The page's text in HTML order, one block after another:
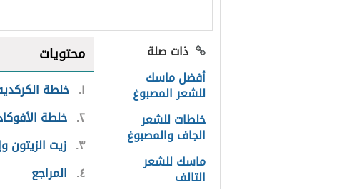
ذات صلة
أفضل ماسك
للشعر المصبوغ
خلطات للشعر
الجاف والمصبوغ
ماسك للشعر
التالف
محتويات
١ خلطة
٢ خلطة
٣ زيت الزيتون
٤ المراجع